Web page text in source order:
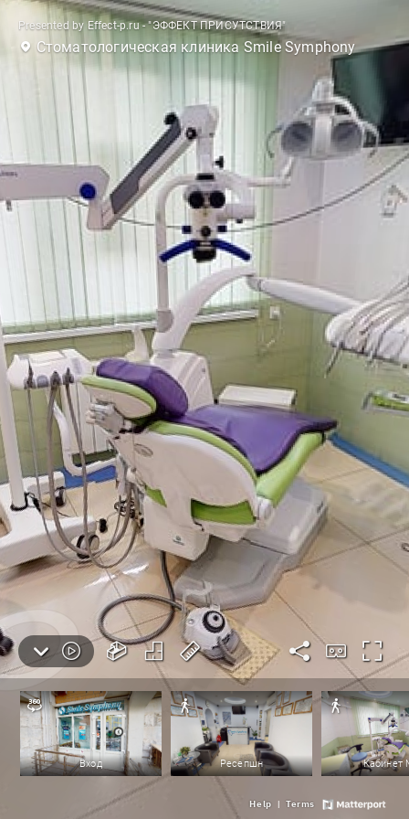
Presented by Effect-p.ru - "ЭФФЕКТ ПРИСУТСТВИЯ"
Стоматологическая клиника Smile Symphony
Вход Ресепшн Кабинет
Help | Terms